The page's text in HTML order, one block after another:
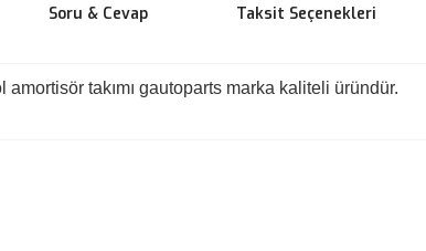
Soru & Cevap Taksit Seçenekleri
takımı gautoparts marka kaliteli üründür.